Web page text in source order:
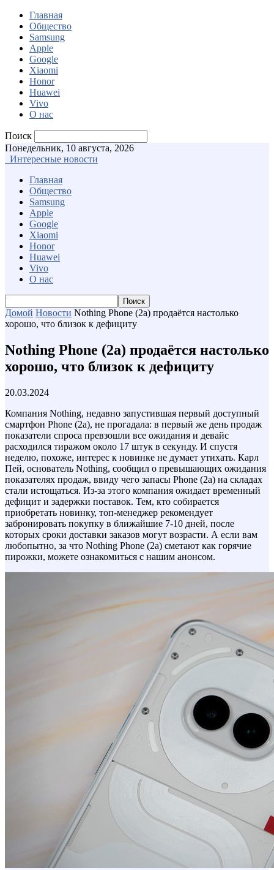
Главная
Общество
Samsung
Apple
Google
Xiaomi
Honor
Huawei
Vivo
О нас
Поиск
Понедельник, 10 августа, 2026
Интересные новости
Главная
Общество
Samsung
Apple
Google
Xiaomi
Honor
Huawei
Vivo
О нас
Домой Новости Nothing Phone (2a) продаётся настолько
хорошо, что близок к дефициту
Nothing Phone (2a) продаётся настолько
хорошо, что близок к дефициту
20.03.2024
Компания Nothing, недавно запустившая первый доступный
смартфон Phone (2a), не прогадала: в первый же день продаж
показатели спроса превзошли все ожидания и девайс
расходился тиражом около 17 штук в секунду. И спустя
неделю, похоже, интерес к новинке не думает утихать. Карл
Пей, основатель Nothing, сообщил о превышающих ожидания
показателях продаж, ввиду чего запасы Phone (2a) на складах
стали истощаться. Из-за этого компания ожидает временный
дефицит и задержки поставок. Тем, кто собирается
приобретать новинку, топ-менеджер рекомендует
забронировать покупку в ближайшие 7-10 дней, после
которых сроки доставки заказов могут возрасти. А если вам
любопытно, за что Nothing Phone (2a) сметают как горячие
пирожки, можете ознакомиться с нашим анонсом.